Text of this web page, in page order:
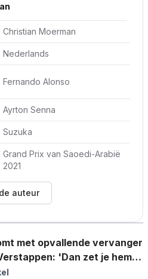
Christian Moerman
Nederlands
Fernando Alonso
Ayrton Senna
Suzuka
Grand Prix van Saoedi-Arabië
2021
auteur
met opvallende vervanger
'Dan zet je hem